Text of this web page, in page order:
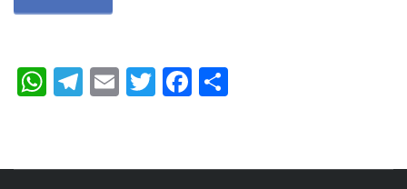
WhatsApp
Telegram
EmailTwitterFacebook